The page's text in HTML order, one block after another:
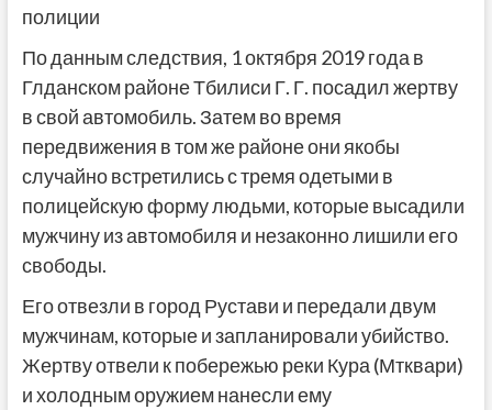
полиции
По данным следствия, 1 октября 2019 года в
Глданском районе Тбилиси Г. Г. посадил жертву
в свой автомобиль. Затем во время
передвижения в том же районе они якобы
случайно встретились с тремя одетыми в
полицейскую форму людьми, которые высадили
мужчину из автомобиля и незаконно лишили его
свободы.
Его отвезли в город Рустави и передали двум
мужчинам, которые и запланировали убийство.
Жертву отвели к побережью реки Кура (Мтквари)
и холодным оружием нанесли ему